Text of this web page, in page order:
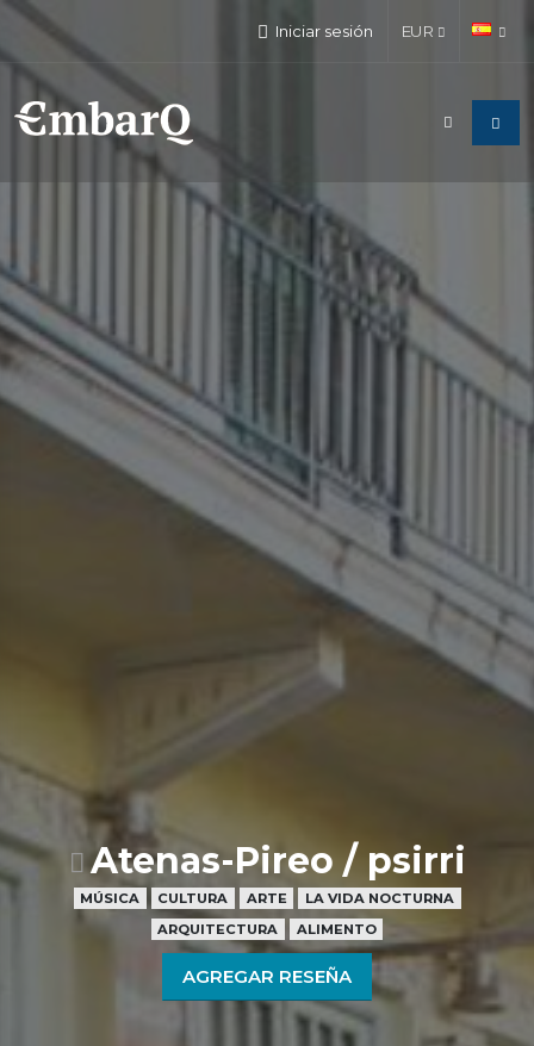
Iniciar sesión EUR
Atenas-Pireo / psirri
MÚSICA CULTURA ARTE
LA VIDA NOCTURNA
ARQUITECTURA
ALIMENTO
AGREGAR RESEÑA